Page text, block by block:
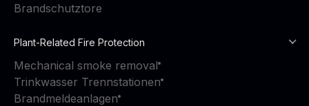
Brandschutztore
Plant-Related Fire Protection
Mechanical smoke removal
Trinkwasser Trennstationen
Brandmeldeanlagen